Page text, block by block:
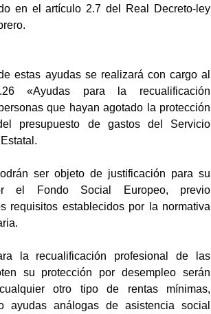
en el artículo 2.7 del Real Decreto-ley
estas ayudas se realizará con cargo al
«Ayudas para la recualificación
que hayan agotado la protección
presupuesto de gastos del Servicio
ser objeto de justificación para su
el Fondo Social Europeo, previo
requisitos establecidos por la normativa
la recualificación profesional de las
su protección por desempleo serán
otro tipo de rentas mínimas,
ayudas análogas de asistencia social